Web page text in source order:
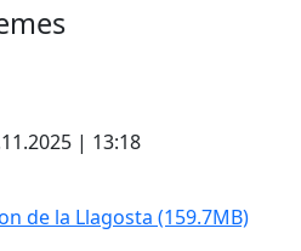
| 13:18
de la Llagosta (159.7MB)